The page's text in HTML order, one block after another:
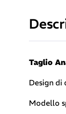
Taglio
Design di
Modello